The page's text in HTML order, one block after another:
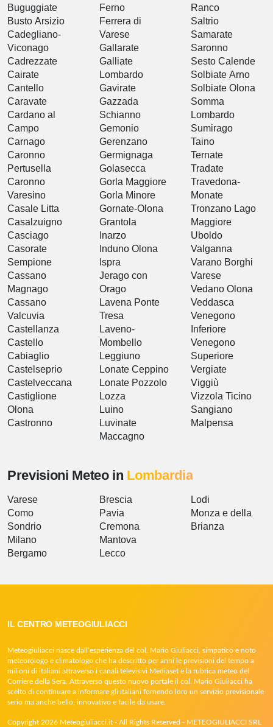
Buguggiate
Busto Arsizio
Cadegliano-
Viconago
Cadrezzate
Cairate
Cantello
Caravate
Cardano al
Campo
Carnago
Caronno
Pertusella
Caronno
Varesino
Casale Litta
Casalzuigno
Casciago
Casorate
Sempione
Cassano
Magnago
Cassano
Valcuvia
Castellanza
Castello
Cabiaglio
Castelseprio
Castelveccana
Castiglione
Olona
Castronno
Ferno
Ferrera di
Varese
Gallarate
Galliate
Lombardo
Gavirate
Gazzada
Schianno
Gemonio
Gerenzano
Germignaga
Golasecca
Gorla Maggiore
Gorla Minore
Gornate-Olona
Grantola
Inarzo
Induno Olona
Ispra
Jerago con
Orago
Lavena Ponte
Tresa
Laveno-
Mombello
Leggiuno
Lonate Ceppino
Lonate Pozzolo
Lozza
Luino
Luvinate
Maccagno
Ranco
Saltrio
Samarate
Saronno
Sesto Calende
Solbiate Arno
Solbiate Olona
Somma
Lombardo
Sumirago
Taino
Ternate
Tradate
Travedona-
Monate
Tronzano Lago
Maggiore
Uboldo
Valganna
Varano Borghi
Varese
Vedano Olona
Veddasca
Venegono
Inferiore
Venegono
Superiore
Vergiate
Viggiù
Vizzola Ticino
Sangiano
Malpensa
Previsioni Meteo in Lombardia
Varese
Como
Sondrio
Milano
Bergamo
Brescia
Pavia
Cremona
Mantova
Lecco
Lodi
Monza e della
Brianza
IL CENTRO METEOGIULIACCI
Meteogiuliacci nasce dall’esperienza del col. Mario Giuliacci, simpatico e noto
meteorologo e climatologo che ha descritto per anni le previsioni del tempo a
milioni di italiani attraverso i canali televisivi Mediaset e la rubrica meteo del
Corriere della Sera. Attraverso questo nuovo portale il col. Mario Giuliacci ha
scelto di continuare a informare gli italiani fornendo loro un servizio previsionale
serio ma anche bello, innovativo e facile da usare.
Copyright 2026 Meteogiuliacci.it - All Rights Reserved - METEOGIULIACCI SRL